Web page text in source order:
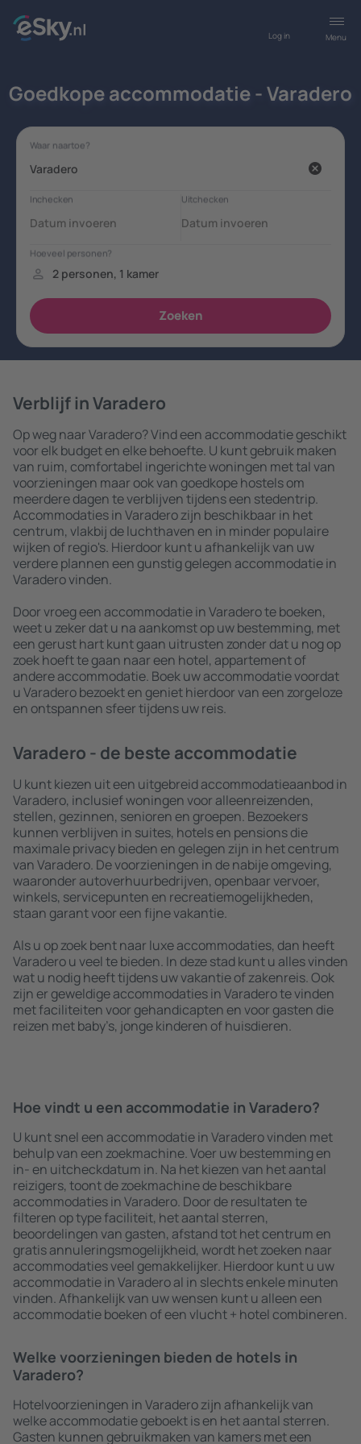
Menu
Log in
Goedkope accommodatie - Varadero
Verblijf in Varadero
Op weg naar Varadero? Vind een accommodatie geschikt
voor elk budget en elke behoefte. U kunt gebruik maken
van ruim, comfortabel ingerichte woningen met tal van
voorzieningen maar ook van goedkope hostels om
meerdere dagen te verblijven tijdens een stedentrip.
Accommodaties in Varadero zijn beschikbaar in het
centrum, vlakbij de luchthaven en in minder populaire
wijken of regio's. Hierdoor kunt u afhankelijk van uw
verdere plannen een gunstig gelegen accommodatie in
Varadero vinden.
Door vroeg een accommodatie in Varadero te boeken,
weet u zeker dat u na aankomst op uw bestemming, met
een gerust hart kunt gaan uitrusten zonder dat u nog op
zoek hoeft te gaan naar een hotel, appartement of
andere accommodatie. Boek uw accommodatie voordat
u Varadero bezoekt en geniet hierdoor van een zorgeloze
en ontspannen sfeer tijdens uw reis.
Varadero - de beste accommodatie
U kunt kiezen uit een uitgebreid accommodatieaanbod in
Varadero, inclusief woningen voor alleenreizenden,
stellen, gezinnen, senioren en groepen. Bezoekers
kunnen verblijven in suites, hotels en pensions die
maximale privacy bieden en gelegen zijn in het centrum
van Varadero. De voorzieningen in de nabije omgeving,
waaronder autoverhuurbedrijven, openbaar vervoer,
winkels, servicepunten en recreatiemogelijkheden,
staan garant voor een fijne vakantie.
Als u op zoek bent naar luxe accommodaties, dan heeft
Varadero u veel te bieden. In deze stad kunt u alles vinden
wat u nodig heeft tijdens uw vakantie of zakenreis. Ook
zijn er geweldige accommodaties in Varadero te vinden
met faciliteiten voor gehandicapten en voor gasten die
reizen met baby’s, jonge kinderen of huisdieren.
Hoe vindt u een accommodatie in Varadero?
U kunt snel een accommodatie in Varadero vinden met
behulp van een zoekmachine. Voer uw bestemming en
in- en uitcheckdatum in. Na het kiezen van het aantal
reizigers, toont de zoekmachine de beschikbare
accommodaties in Varadero. Door de resultaten te
filteren op type faciliteit, het aantal sterren,
beoordelingen van gasten, afstand tot het centrum en
gratis annuleringsmogelijkheid, wordt het zoeken naar
accommodaties veel gemakkelijker. Hierdoor kunt u uw
accommodatie in Varadero al in slechts enkele minuten
vinden. Afhankelijk van uw wensen kunt u alleen een
accommodatie boeken of een vlucht + hotel combineren.
Welke voorzieningen bieden de hotels in
Varadero?
Hotelvoorzieningen in Varadero zijn afhankelijk van
welke accommodatie geboekt is en het aantal sterren.
Gasten kunnen gebruikmaken van kamers met een